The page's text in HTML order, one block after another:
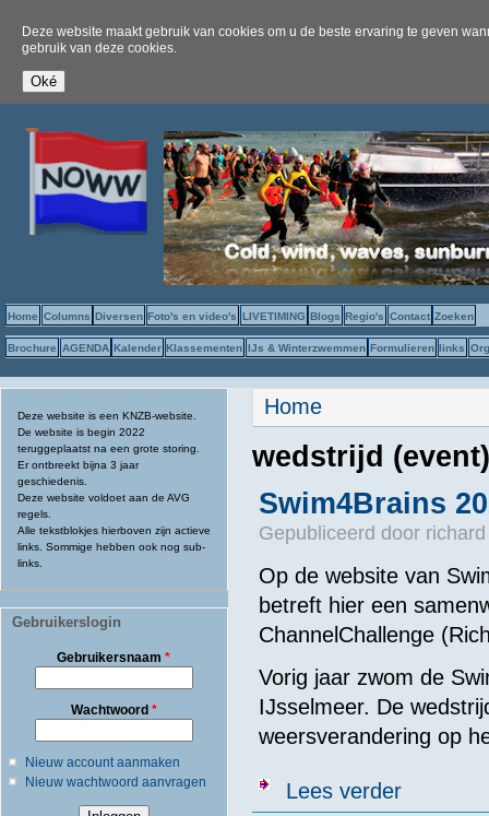
Deze website maakt gebruik van cookies om u de beste ervaring te geven
gebruik van deze cookies.
Home Columns Diversen Foto's en video's LIVETIMING Blogs Regio's Contact Zoeken
Brochure AGENDA Kalender Klassementen IJs & Winterzwemmen Formulieren links
Deze website is een KNZB-website.
De website is begin 2022
teruggeplaatst na een grote storing.
Er ontbreekt bijna 3 jaar
geschiedenis.
Deze website voldoet aan de AVG
regels.
Alle tekstblokjes hierboven zijn actieve
links. Sommige hebben ook nog sub-
links.
Gebruikerslogin
Gebruikersnaam*
Wachtwoord *
Nieuw account aanmaken
Nieuw wachtwoord aanvragen
U bent hier
Home
wedstrijd
Swim4Brains
Gepubliceerd door
Op de website van
betreft hier een
ChannelChallenge
Vorig jaar zwom de
IJsselmeer. De
weersverandering op
Lees verderover